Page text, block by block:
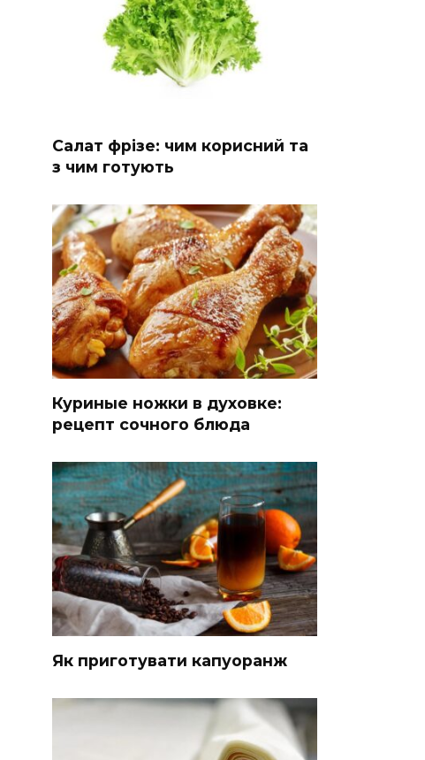
Салат фрізе: чим корисний та
з чим готують
Куриные ножки в духовке:
рецепт сочного блюда
Як приготувати капуоранж